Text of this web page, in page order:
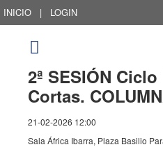
INICIO | LOGIN
2ª SESIÓN
Cortas.
21-02-2026 12:00
Sala África Ibarra, Plaza Basilio